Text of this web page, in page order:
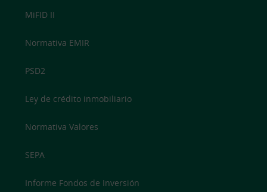
MiFID II
Normativa EMIR
PSD2
Ley de crédito inmobiliario
Normativa Valores
SEPA
Informe Fondos de Inversión